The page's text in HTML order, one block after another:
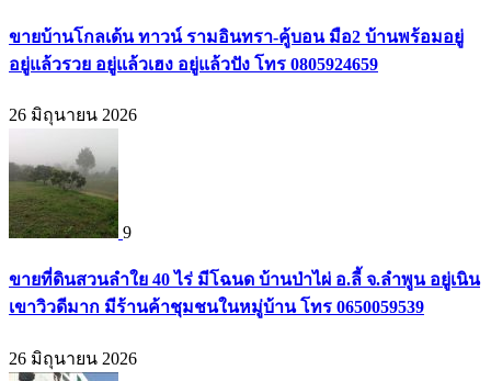
ขายบ้านโกลเด้น ทาวน์ รามอินทรา-คู้บอน มือ2 บ้านพร้อมอยู่
อยู่แล้วรวย อยู่แล้วเฮง อยู่แล้วปัง โทร 0805924659
26 มิถุนายน 2026
9
ขายที่ดินสวนลำใย 40 ไร่ มีโฉนด บ้านป่าไผ่ อ.ลี้ จ.ลำพูน อยู่เนิน
เขาวิวดีมาก มีร้านค้าชุมชนในหมู่บ้าน โทร 0650059539
26 มิถุนายน 2026